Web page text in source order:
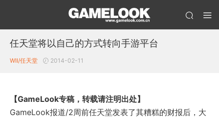
任天堂将以自己的方式转向手游平台
WII/任天堂 2014-02-11
【GameLook专稿，转载请注明出处】
GameLook报道/2周前任天堂发表了其糟糕的财报后，大